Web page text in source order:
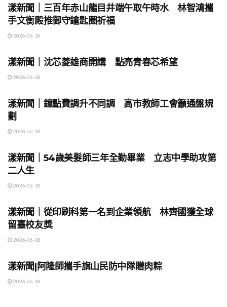
漾新聞｜三百年赤山龍目井端午取午時水 林智鴻攜
手文衡殿推御守鑰匙圈祈福
2026-06-18
漾新聞｜沈芯菱雄商開講 點亮青春芯希望
2026-06-18
漾新聞｜鐘點費調升不同調 高市教師工會籲通盤規
劃
2026-06-18
漾新聞｜54歲美髮師三年全勤畢業 立志中學助攻第
二人生
2026-06-18
漾新聞｜從印刷科第一名到企業領航 林齊國獲全球
留臺校友獎
2026-06-18
漾新聞|阿隆師攜手旗山民防中隊贈肉粽
2026-06-18